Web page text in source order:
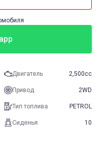
Двигатель 2,500cc
Привод 2WD
Тип топлива PETROL
Сиденья 10